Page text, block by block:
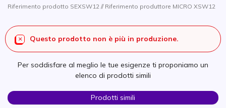
Riferimento prodotto SEXSW12 // Riferimento produttore MICRO XSW12
Questo prodotto non è più in produzione.
Per soddisfare al meglio le tue esigenze ti proponiamo un
elenco di prodotti simili
Prodotti simili